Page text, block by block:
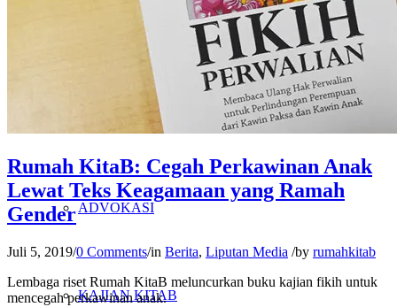
PENELITIAN
PENDIDIKAN KRITIS
ADVOKASI
KAJIAN KITAB
Rumah KitaB: Cegah Perkawinan Anak
Lewat Teks Keagamaan yang Ramah
Gender
Juli 5, 2019/0 Comments/in Berita, Liputan Media /by rumahkitab
Lembaga riset Rumah KitaB meluncurkan buku kajian fikih untuk
mencegah perkawinan anak.